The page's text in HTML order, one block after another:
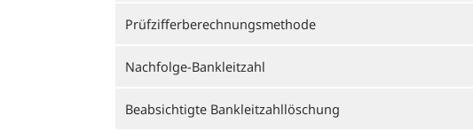
Prüfzifferberechnungsmethode
Nachfolge-Bankleitzahl
Beabsichtigte Bankleitzahllöschung